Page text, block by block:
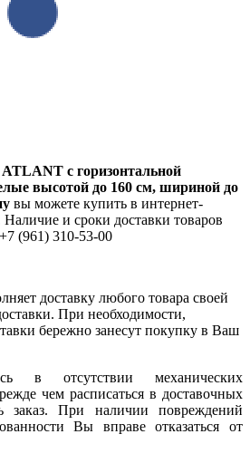
с горизонтальной
высотой до 160 см, шириной до
вы можете купить в интернет-
и сроки доставки товаров
(961) 310-53-00
доставку любого товара своей
При необходимости,
бережно занесут покупку в Ваш
в отсутствии механических
чем расписаться в доставочных
заказ. При наличии повреждений
Вы вправе отказаться от